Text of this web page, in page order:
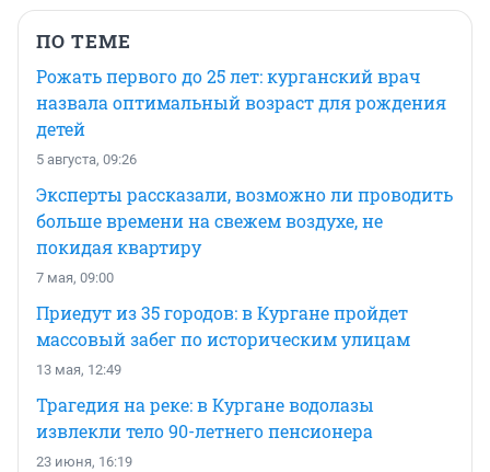
ПО ТЕМЕ
Рожать первого до 25 лет: курганский врач
назвала оптимальный возраст для рождения
детей
5 августа, 09:26
Эксперты рассказали, возможно ли проводить
больше времени на свежем воздухе, не
покидая квартиру
7 мая, 09:00
Приедут из 35 городов: в Кургане пройдет
массовый забег по историческим улицам
13 мая, 12:49
Трагедия на реке: в Кургане водолазы
извлекли тело 90-летнего пенсионера
23 июня, 16:19